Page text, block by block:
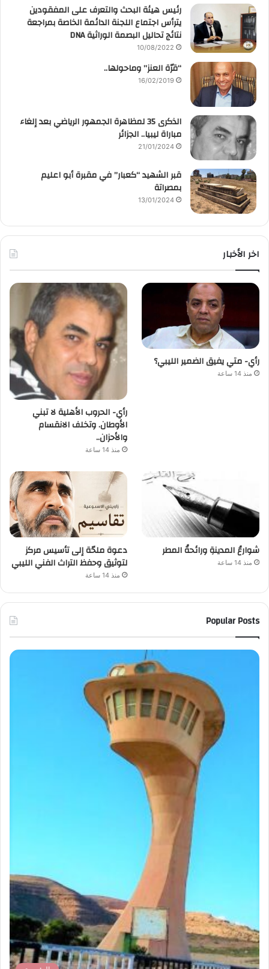
رئيس هيئة البحث والتعرف على المفقودين
يترأس اجتماع اللجنة الدائمة الخاصة بمراجعة
نتائج تحاليل البصمة الوراثية DNA
10/08/2022
“قرّة العنز” وماحولها..
16/02/2019
الذكرى 35 لمظاهرة الجمهور الرياضي بعد إلغاء
مباراة ليبيا.. الجزائر
21/01/2024
قبر الشهيد “كعبار” في مقبرة أبو اعليم
بمصراتة
13/01/2024
اخر الأخبار
رأي- متي يفيق الضمير الليبي؟
منذ 14 ساعة
رأي- الحروب الأهلية لا تبني
الأوطان. وتخلف الانقسام
والأحزان..
منذ 14 ساعة
شوارعُ المدينةِ ورائحةُ المطر
منذ 14 ساعة
دعوة ملحّة إلى تأسيس مركز
لتوثيق وحفظ التراث الفني الليبي
منذ 14 ساعة
Popular Posts